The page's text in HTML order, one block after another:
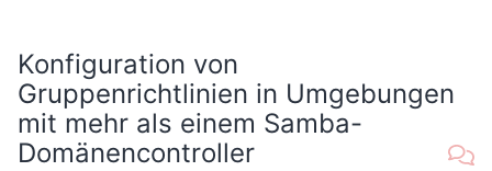
Konfiguration von
Gruppenrichtlinien in Umgebungen
mit mehr als einem Samba-
Domänencontroller